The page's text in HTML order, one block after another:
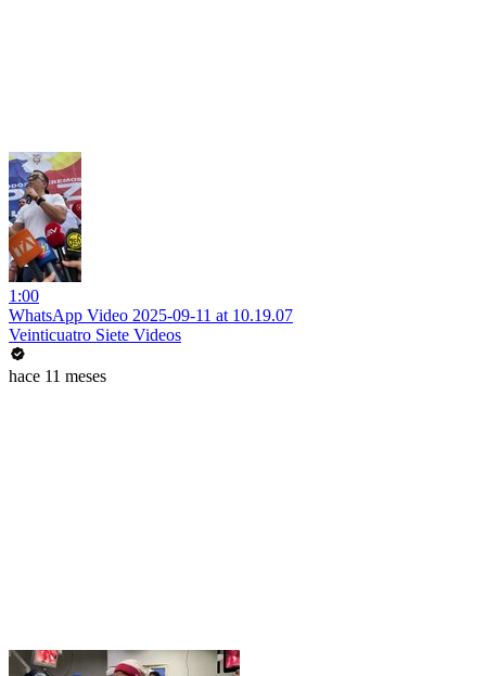
1:00
WhatsApp Video 2025-09-11 at 10.19.07
Veinticuatro Siete Videos
hace 11 meses